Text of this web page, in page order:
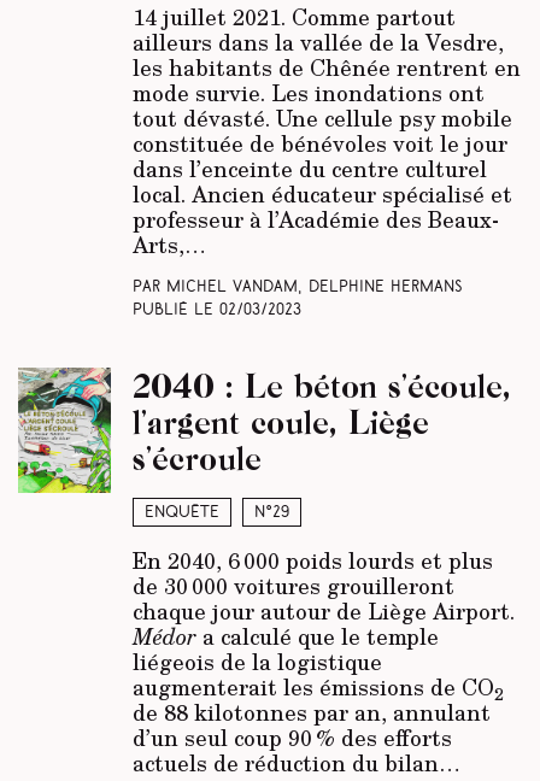
14 juillet 2021. Comme partout
ailleurs dans la vallée de la Vesdre,
les habitants de Chênée rentrent en
mode survie. Les inondations ont
tout dévasté. Une cellule psy mobile
constituée de bénévoles voit le jour
dans l’enceinte du centre culturel
local. Ancien éducateur spécialisé et
professeur à l’Académie des Beaux-
Arts,…
Par Michel Vandam, Delphine Hermans
Publié le 02/03/2023
Enquête N°29
2040 : Le béton s’écoule,
l’argent coule, Liège
s’écroule
En 2040, 6 000 poids lourds et plus
de 30 000 voitures grouilleront
chaque jour autour de Liège Airport.
Médora calculé que le temple
liégeois de la logistique
augmenterait les émissions de CO2
de 88 kilotonnes par an, annulant
d’un seul coup 90 % des efforts
actuels de réduction du bilan…